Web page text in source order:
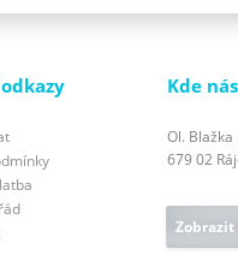
Kde
Ol. Blažka
679 02
Zobrazit